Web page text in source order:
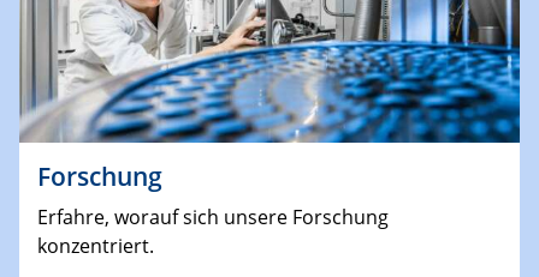
Forschung
Erfahre, worauf sich unsere Forschung
konzentriert.